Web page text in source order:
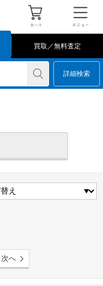
買取／無料査定
詳細検索
次へ